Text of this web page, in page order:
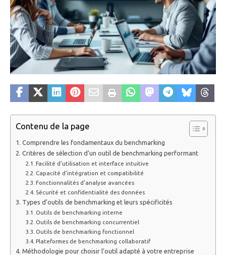
Contenu de la page
Comprendre les fondamentaux du benchmarking
Critères de sélection d’un outil de benchmarking performant
Facilité d’utilisation et interface intuitive
Capacité d’intégration et compatibilité
Fonctionnalités d’analyse avancées
Sécurité et confidentialité des données
Types d’outils de benchmarking et leurs spécificités
Outils de benchmarking interne
Outils de benchmarking concurrentiel
Outils de benchmarking fonctionnel
Plateformes de benchmarking collaboratif
Méthodologie pour choisir l’outil adapté à votre entreprise